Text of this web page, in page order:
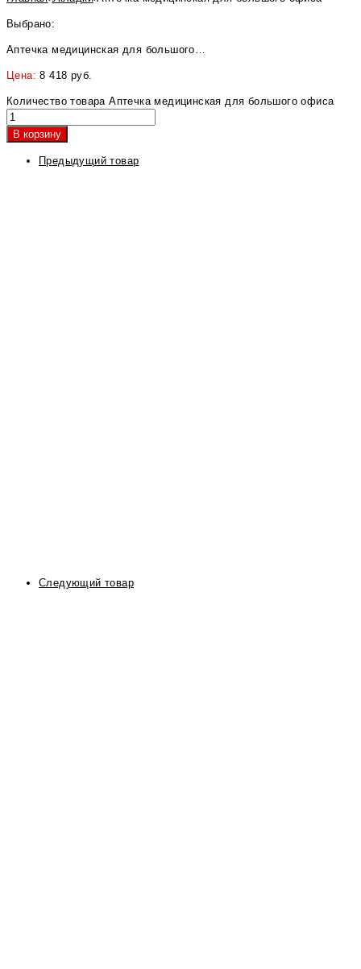
Выбрано:
Аптечка медицинская для большого…
Цена:8 418 руб.
Количество товара Аптечка медицинская для большого офиса
В корзину
Предыдущий товар
Следующий товар